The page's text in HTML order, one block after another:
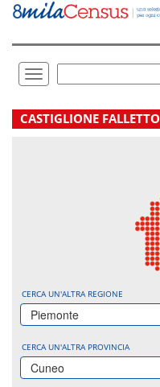
Vai
direttamente
Toggle
navigation
.
CASTIGLIONE FALLETTO
CERCA UN'ALTRA REGIONE
Piemonte
CERCA UN'ALTRA PROVINCIA
Cuneo